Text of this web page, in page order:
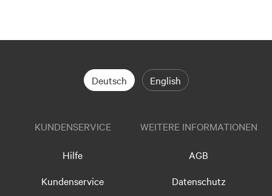
Deutsch English
KUNDENSERVICE
Hilfe
Kundenservice
WEITERE INFORMATIONEN
AGB
Datenschutz